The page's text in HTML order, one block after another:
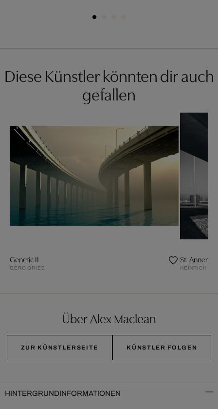
Diese Künstler könnten dir auch
gefallen
Generic II
GERO GRIES
St.
HEINRICH
Über Alex Maclean
ZUR KÜNSTLERSEITE KÜNSTLER FOLGEN
HINTERGRUNDINFORMATIONEN